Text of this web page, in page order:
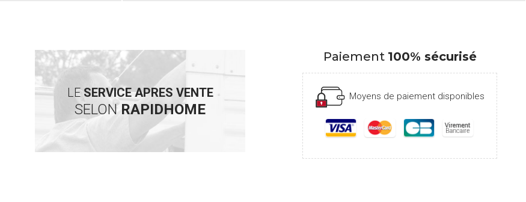
LE SERVICE APRES VENTE
SELONRAPIDHOME
Paiement 100% sécurisé
Moyens de paiement disponibles